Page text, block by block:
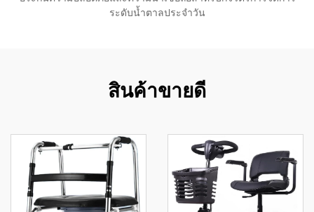
ระดับน้ำตาลประจำวัน
สินค้าขายดี